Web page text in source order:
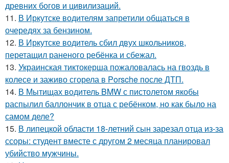
древних богов и цивилизаций.
11. В Иркутске водителям запретили общаться в
очередях за бензином.
12. В Иркутске водитель сбил двух школьников,
перетащил раненого ребёнка и сбежал.
13. Украинская тиктокерша пожаловалась на гвоздь в
колесе и заживо сгорела в Porsche после ДТП.
14. В Мытищах водитель BMW с пистолетом якобы
распылил баллончик в отца с ребёнком, но как было на
самом деле?
15. В липецкой области 18-летний сын зарезал отца из-за
ссоры: студент вместе с другом 2 месяца планировал
убийство мужчины.